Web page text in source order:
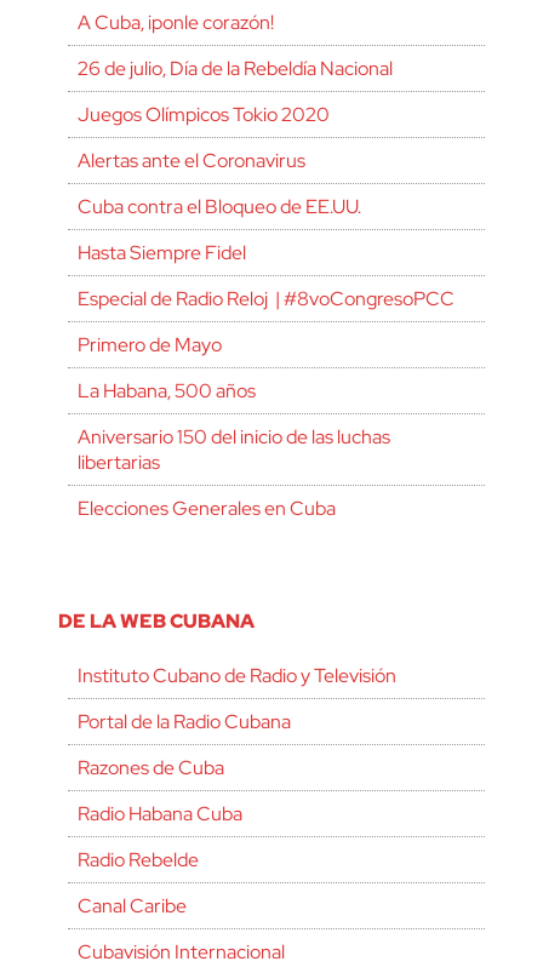
A Cuba, ¡ponle corazón!
26 de julio, Día de la Rebeldía Nacional
Juegos Olímpicos Tokio 2020
Alertas ante el Coronavirus
Cuba contra el Bloqueo de EE.UU.
Hasta Siempre Fidel
Especial de Radio Reloj | #8voCongresoPCC
Primero de Mayo
La Habana, 500 años
Aniversario 150 del inicio de las luchas
libertarias
Elecciones Generales en Cuba
DE LA WEB CUBANA
Instituto Cubano de Radio y Televisión
Portal de la Radio Cubana
Razones de Cuba
Radio Habana Cuba
Radio Rebelde
Canal Caribe
Cubavisión Internacional